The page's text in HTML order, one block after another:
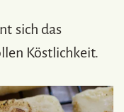
sich das
Köstlichkeit.